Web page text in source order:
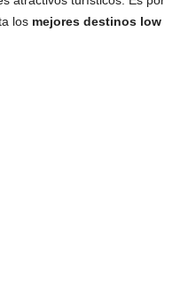
los mejores destinos low